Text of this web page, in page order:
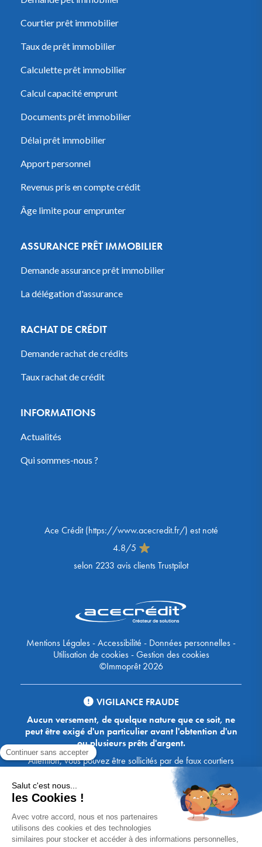
Courtier prêt immobilier
Taux de prêt immobilier
Calculette prêt immobilier
Calcul capacité emprunt
Documents prêt immobilier
Délai prêt immobilier
Apport personnel
Revenus pris en compte crédit
Âge limite pour emprunter
ASSURANCE PRÊT IMMOBILIER
Demande assurance prêt immobilier
La délégation d'assurance
RACHAT DE CRÉDIT
Demande rachat de crédits
Taux rachat de crédit
INFORMATIONS
Actualités
Qui sommes-nous ?
Ace Crédit(https://www.acecredit.fr/) est noté
4.8/5
selon 2233 avis clients Trustpilot
Mentions Légales-Accessibilité - Données personnelles-
Utilisation de cookies-Gestion des cookies
©Immoprêt 2026
VIGILANCE FRAUDE
Aucun versement, de quelque nature que ce soit, ne
peut être exigé d'un particulier avant l'obtention d'un
ou plusieurs prêts d'argent.
Attention, vous pouvez être sollicités par de faux courtiers
Ace Crédit / Immoprêt, qui vous proposent de bénéficier de
crédits, en vous demandant de transmettre des documents,
des fonds, des coordonnées bancaires, etc. Soyez vigilants :
Immoprêt ne demande jamais à ses clients de virer sur ses
comptes des sommes prêtées par les banques, à l'exception
des honoraires des agences. Les courtiers Ace Crédit /
Immoprêt vous écrivent toujours d'une adresse mail